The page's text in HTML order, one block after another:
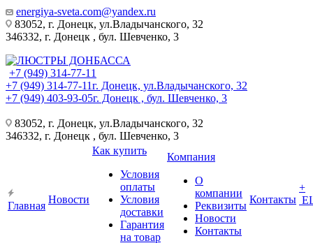
energiya-sveta.com@yandex.ru
83052, г. Донецк, ул.Владычанского, 32
346332, г. Донецк , бул. Шевченко, 3
+7 (949) 314-77-11
+7 (949) 314-77-11г. Донецк, ул.Владычанского, 32
+7 (949) 403-93-05г. Донецк , бул. Шевченко, 3
83052, г. Донецк, ул.Владычанского, 32
346332, г. Донецк , бул. Шевченко, 3
Главная
Новости
Как купить
Условия
оплаты
Условия
доставки
Гарантия
на товар
Компания
О
компании
Реквизиты
Новости
Контакты
Контакты
+